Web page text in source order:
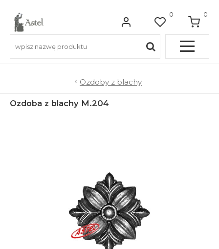
0 0
Do balkonów
Do bram wjazdowych
Akcesoria i narzędzia
Ozdoby z blachy
Ozdoba z blachy M.204